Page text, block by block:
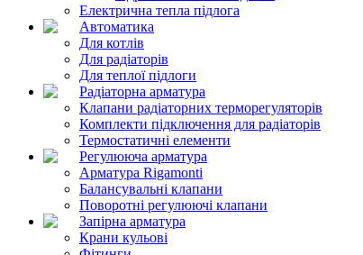
Електрична тепла підлога
Автоматика
Для котлів
Для радіаторів
Для теплої підлоги
Радіаторна арматура
Клапани радіаторних терморегуляторів
Комплекти підключення для радіаторів
Термостатичні елементи
Регулююча арматура
Арматура Rigamonti
Балансувальні клапани
Поворотні регулюючі клапани
Запірна арматура
Крани кульові